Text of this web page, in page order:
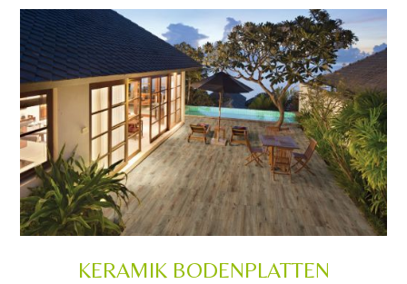
KERAMIK BODENPLATTEN